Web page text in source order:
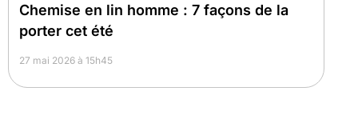
Chemise en lin homme : 7 façons de la
porter cet été
27 mai 2026 à 15h45